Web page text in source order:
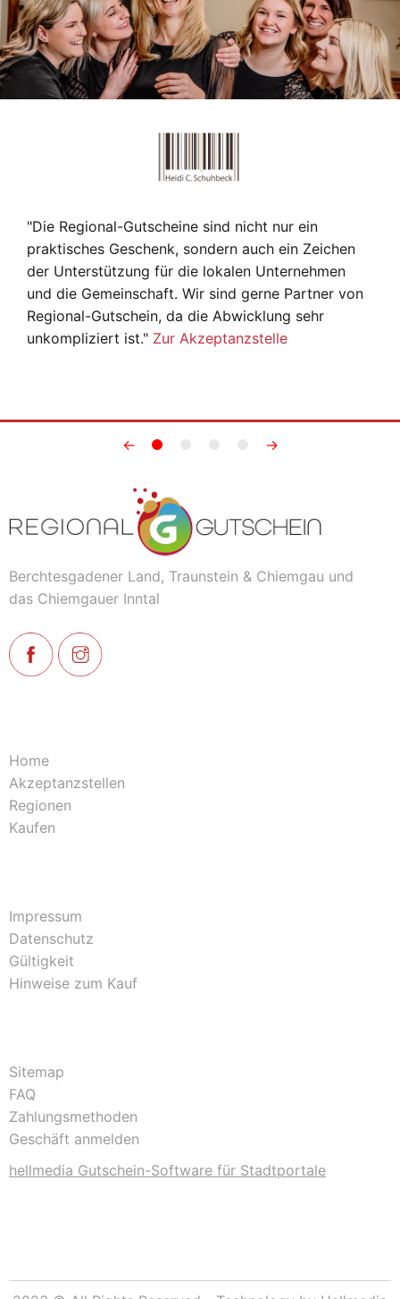
"Die Regional-Gutscheine sind nicht nur ein
praktisches Geschenk, sondern auch ein Zeichen
der Unterstützung für die lokalen Unternehmen
und die Gemeinschaft. Wir sind gerne Partner von
Regional-Gutschein, da die Abwicklung sehr
unkompliziert ist." Zur Akzeptanzstelle
← →
Berchtesgadener Land, Traunstein & Chiemgau und
das Chiemgauer Inntal
Home
Akzeptanzstellen
Regionen
Kaufen
Impressum
Datenschutz
Gültigkeit
Hinweise zum Kauf
Sitemap
FAQ
Zahlungsmethoden
Geschäft anmelden
hellmedia Gutschein-Software für Stadtportale